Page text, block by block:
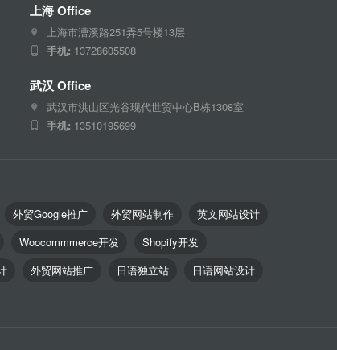
上海 Office
上海市漕溪路251弄5号楼13层
手机: 13728605508
武汉 Office
武汉市洪山区光谷现代世贸中心B栋1308室
手机: 13510195699
外贸Google推广 外贸网站制作
英文网站设计
Woocommmerce开发
Shopify开发
外贸网站推广 日语独立站
日语网站设计